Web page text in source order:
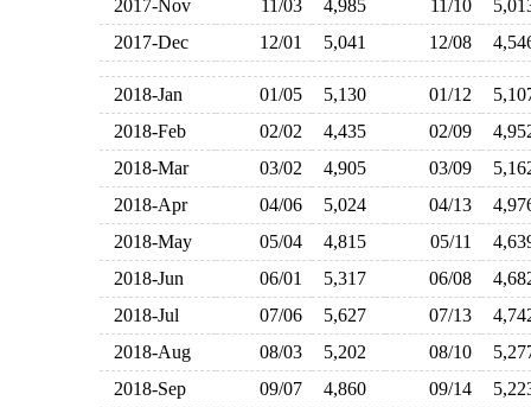
2017-Nov 11/03 4,985 11/10
2017-Dec
12/01 5,041 12/08
2018-Jan 01/05 5,130 01/12
2018-Feb
02/02 4,435 02/09
2018-Mar
03/02 4,905 03/09
2018-Apr
04/06 5,024 04/13
2018-May
05/04 4,815 05/11
2018-Jun
06/01 5,317 06/08
2018-Jul
07/06 5,627 07/13
2018-Aug
08/03 5,202 08/10
2018-Sep
09/07 4,860 09/14